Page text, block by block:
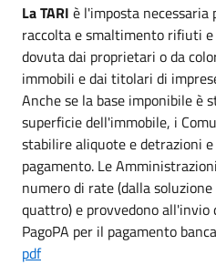
La TARI è l'imposta
raccolta e smaltimento rifiuti e
dovuta dai proprietari o da
immobili e dai titolari di
Anche se la base imponibile è
superficie dell'immobile, i
stabilire aliquote e detrazioni
pagamento. Le
numero di rate (dalla
quattro) e provvedono all'invio
PagoPA per il pagamento
pdf